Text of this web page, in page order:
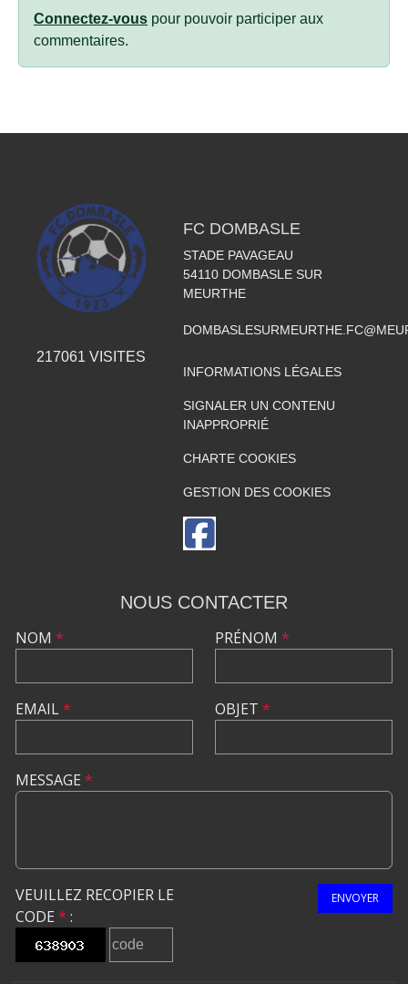
Connectez-vous pour pouvoir participer aux
commentaires.
217061 VISITES
FC DOMBASLE
STADE PAVAGEAU
54110 DOMBASLE SUR
MEURTHE
INFORMATIONS LÉGALES
SIGNALER UN CONTENU
INAPPROPRIÉ
CHARTE COOKIES
GESTION DES COOKIES
NOUS CONTACTER
NOM *
EMAIL*
PRÉNOM *
OBJET *
MESSAGE *
VEUILLEZ RECOPIER LE
CODE * :
ENVOYER